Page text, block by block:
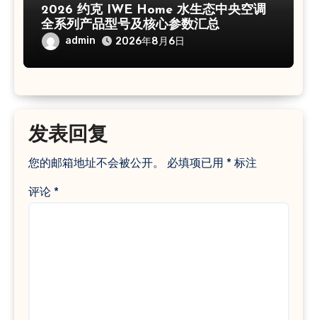
2026 约克 IWE Home 水生态中央空调
全系列产品型号及核心参数汇总
admin 2026年8月6日
发表回复
您的邮箱地址不会被公开。 必填项已用 *标注
评论 *